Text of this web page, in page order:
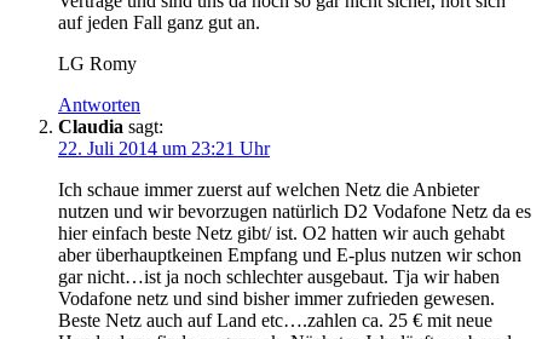
auf jeden Fall ganz gut an.
LG Romy
Antworten
Claudia sagt:
22. Juli 2014 um 23:21 Uhr
Ich schaue immer zuerst auf welchen Netz die Anbieter
nutzen und wir bevorzugen natürlich D2 Vodafone Netz da es
hier einfach beste Netz gibt/ ist. O2 hatten wir auch gehabt
aber überhauptkeinen Empfang und E-plus nutzen wir schon
gar nicht…ist ja noch schlechter ausgebaut. Tja wir haben
Vodafone netz und sind bisher immer zufrieden gewesen.
Beste Netz auch auf Land etc….zahlen ca. 25 € mit neue